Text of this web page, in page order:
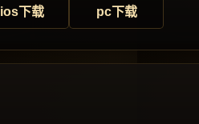
ios下载 pc下载